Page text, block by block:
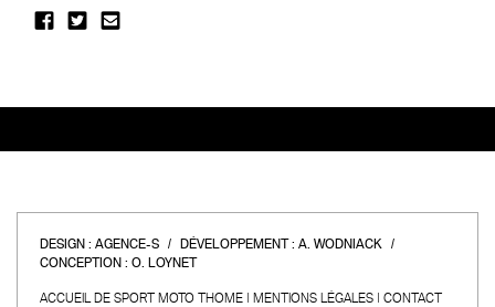
DESIGN : AGENCE-S DÉVELOPPEMENT : A. WODNIACK
CONCEPTION : O. LOYNET
ACCUEIL DE SPORT MOTO THOME MENTIONS LÉGALES CONTACT